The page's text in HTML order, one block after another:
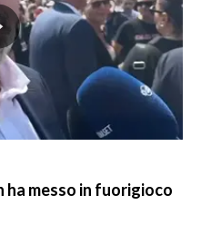
ha messo in fuorigioco